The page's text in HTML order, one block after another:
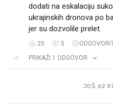
dodati na eskalaciju
ukrajinskih dronova po
jer su dozvolile prelet.
20 5
PRIKAŽI 1 ODGOVOR
JOŠ 62